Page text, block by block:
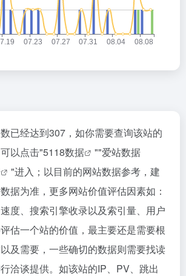
已经达到307，如你需要查询该站的
以点击"5118数据 ""爱站数据
"进入；以目前的网站数据参考，建
据为准，更多网站价值评估因素如：
度、搜索引擎收录以及索引量、用户
估一个站的价值，最主要还是需要根
及需要，一些确切的数据则需要找读
洽谈提供。如该站的IP、PV、跳出